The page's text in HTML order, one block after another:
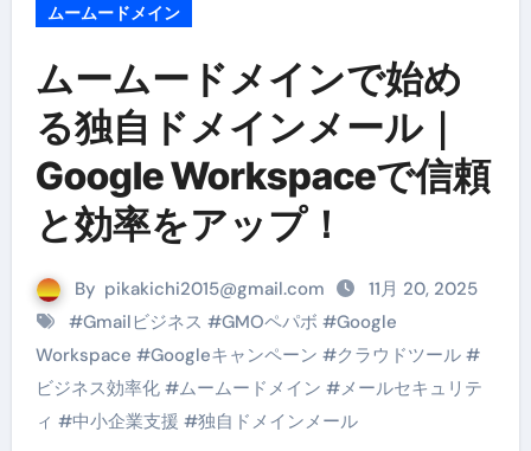
ムームードメイン
ムームードメインで始め
る独自ドメインメール｜
Google Workspaceで信頼
と効率をアップ！
By pikakichi2015@gmail.com
11月 20, 2025
#Gmailビジネス #GMOペパボ #Google
Workspace #Googleキャンペーン #クラウドツール#
ビジネス効率化#ムームードメイン #メールセキュリテ
ィ #中小企業支援 #独自ドメインメール